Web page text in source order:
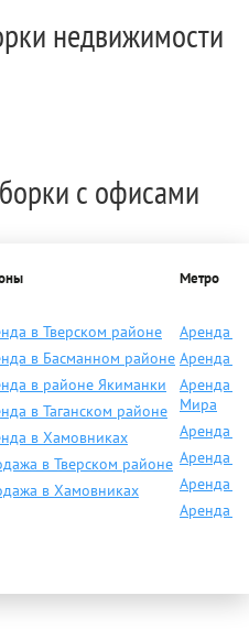
недвижимости
с офисами
в Тверском районе
в Басманном районе
в районе Якиманки
в Таганском районе
в Хамовниках
в Тверском районе
в Хамовниках
Метро
Аренда
Аренда
Аренда
Мира
Аренда
Аренда
Аренда
Аренда